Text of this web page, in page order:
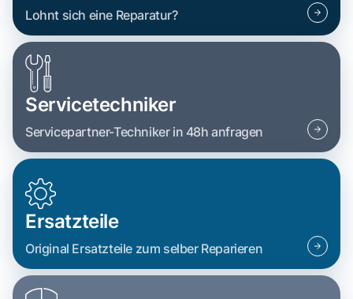
Lohnt sich eine Reparatur?
Servicetechniker
Servicepartner-Techniker in 48h anfragen
Ersatzteile
Original Ersatzteile zum selber Reparieren